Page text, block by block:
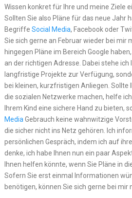
Wissen konkret für Ihre und meine Ziele
Sollten Sie also Pläne für das neue Jahr
Begriffe Social Media, Facebook oder
Sie sich gerne an Februar wieder bei mir
hingegen Pläne im Bereich Google
an der richtigen Adresse. Dabei stehe
langfristige Projekte zur Verfügung,
bei kleinen, kurzfristigen Anliegen. Sollte
die sozialen Netzwerke machen, helfe
Ihrem Kind eine sichere Hand zu bieten,
Media Gebrauch keine wahnwitzige
die sicher nicht ins Netz gehören. Ich
persönlichen Gespräch, indem ich auf
denke, ich habe Ihnen nun ein paar
Ihnen helfen könnte, wenn Sie Pläne in
Sofern Sie erst einmal Informationen
benötigen, können Sie sich gerne bei mir